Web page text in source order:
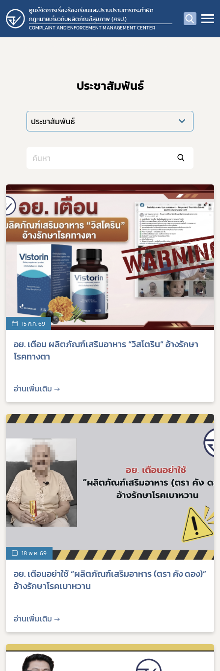
ศูนย์จัดการเรื่องร้องเรียนและปราบปรามการกระทำผิด
กฎหมายเกี่ยวกับผลิตภัณฑ์สุขภาพ (ศรป.)
COMPLAINT AND ENFORCEMENT MANAGEMENT CENTER
ประชาสัมพันธ์
ประชาสัมพันธ์
15 ก.ค. 69
อย. เตือน ผลิตภัณฑ์เสริมอาหาร “วิสโตริน” อ้างรักษา
โรคทางตา
อ่านเพิ่มเติม →
18 พ.ค. 69
อย. เตือนอย่าใช้ “ผลิตภัณฑ์เสริมอาหาร (ตรา คัง ดอง)”
อ้างรักษาโรคเบาหวาน
อ่านเพิ่มเติม →